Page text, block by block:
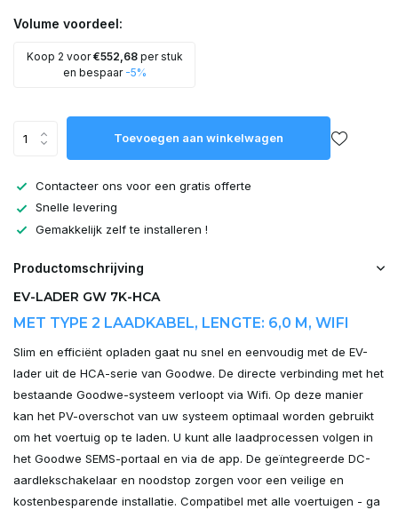
Volume voordeel:
Koop 2 voor€552,68per stuk
en bespaar -5%
Toevoegen aan winkelwagen
Contacteer ons voor een gratis offerte
Snelle levering
Gemakkelijk zelf te installeren !
Productomschrijving
EV-LADER GW 7K-HCA
MET TYPE 2 LAADKABEL, LENGTE: 6,0 M, WIFI
Slim en efficiënt opladen gaat nu snel en eenvoudig met de EV-
lader uit de HCA-serie van Goodwe. De directe verbinding met het
bestaande Goodwe-systeem verloopt via Wifi. Op deze manier
kan het PV-overschot van uw systeem optimaal worden gebruikt
om het voertuig op te laden. U kunt alle laadprocessen volgen in
het Goodwe SEMS-portaal en via de app. De geïntegreerde DC-
aardlekschakelaar en noodstop zorgen voor een veilige en
kostenbesparende installatie. Compatibel met alle voertuigen - ga